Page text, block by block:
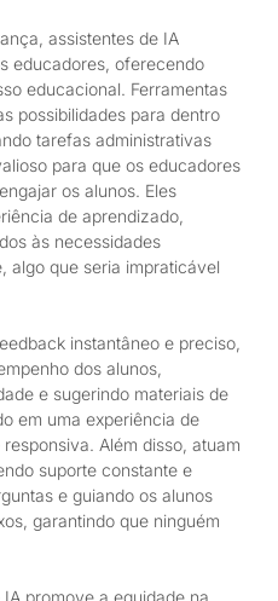
assistentes de IA
educadores, oferecendo
educacional. Ferramentas
possibilidades para dentro
tarefas administrativas
para que os educadores
os alunos. Eles
de aprendizado,
às necessidades
algo que seria impraticável
instantâneo e preciso,
dos alunos,
e sugerindo materiais de
em uma experiência de
Além disso, atuam
suporte constante e
e guiando os alunos
garantindo que ninguém
promove a equidade na